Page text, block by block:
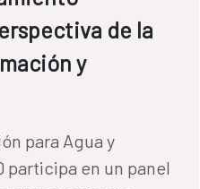
de la
y
para Agua y
participa en un panel